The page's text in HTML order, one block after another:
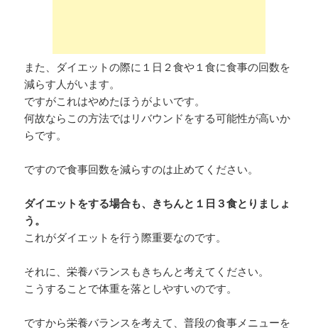
また、ダイエットの際に１日２食や１食に食事の回数を
減らす人がいます。
ですがこれはやめたほうがよいです。
何故ならこの方法ではリバウンドをする可能性が高いか
らです。
ですので食事回数を減らすのは止めてください。
ダイエットをする場合も、きちんと１日３食とりましょ
う。
これがダイエットを行う際重要なのです。
それに、栄養バランスもきちんと考えてください。
こうすることで体重を落としやすいのです。
ですから栄養バランスを考えて、普段の食事メニューを